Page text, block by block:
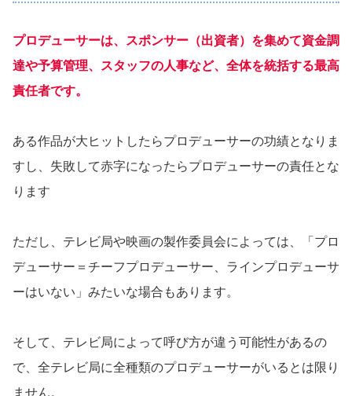
プロデューサーは、スポンサー（出資者）を集めて資金調
達や予算管理、スタッフの人事など、全体を統括する最高
責任者です。
ある作品が大ヒットしたらプロデューサーの功績となりま
すし、失敗して赤字になったらプロデューサーの責任とな
ります
ただし、テレビ局や映画の製作委員会によっては、「プロ
デューサー＝チーフプロデューサー、ラインプロデューサ
ーはいない」みたいな場合もあります。
そして、テレビ局によって呼び方が違う可能性があるの
で、全テレビ局に全種類のプロデューサーがいるとは限り
ません。